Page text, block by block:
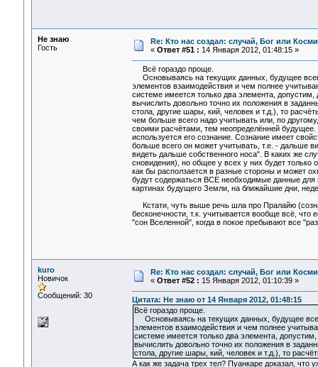
Не знаю
Гость
Re: Кто нас создал: случай, Бог или
« Ответ #51 : 14 Января 2012, 01:48:15 »
Всё гораздо проще.
Основываясь на текущих данных, будущее
элементов взаимодействия и чем полнее
системе имеется только два элемента,
вычислить довольно точно их положения в
стола, другие шары, кий, человек и т.д.), то
чем больше всего надо учитывать или, по
своими расчётами, тем неопределённей
используется его сознание. Сознание имеет
больше всего он может учитывать, т.е. - дальше
видеть дальше собственного носа". В каких же
сновидения), но общее у всех у них будет только
как бы расползается в разные стороны и может
будут содержаться ВСЕ необходимые данные
картинах будущего Земли, на ближайшие дни,
Кстати, чуть выше речь шла про Пралайю
бесконечности, т.к. учитывается вообще всё,
"сон Вселенной", когда в покое пребывают все
kuro
Новичок
Сообщений: 30
Re: Кто нас создал: случай, Бог или
« Ответ #52 : 15 Января 2012, 01:10:39 »
Цитата: Не знаю от 14 Января 2012, 01:48:15
Всё гораздо проще.
Основываясь на текущих данных, будущее
элементов взаимодействия и чем полнее
системе имеется только два элемента,
вычислить довольно точно их положения в
стола, другие шары, кий, человек и т.д.), то
А как же задача трех тел? Пуанкаре доказал,